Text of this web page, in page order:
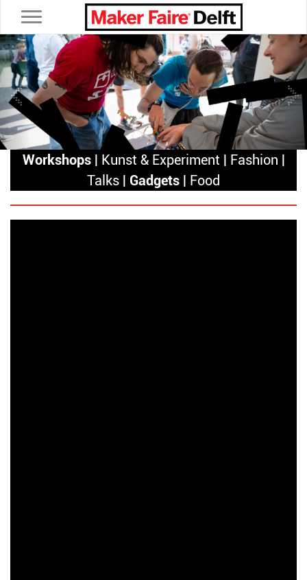
Toggle navigation
Previous
Workshops| Kunst & Experiment | Fashion |
Talks | Gadgets | Food